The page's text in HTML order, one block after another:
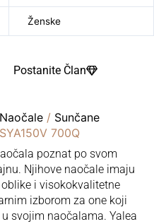
Ženske
Postanite Član
Naočale / Sunčane
700Q
poznat po svom
Njihove naočale imaju
i visokokvalitetne
izborom za one koji
svojim naočalama. Yalea